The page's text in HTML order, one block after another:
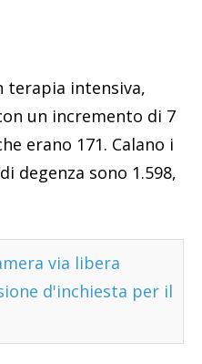
terapia intensiva,
un incremento di 7
erano 171. Calano i
degenza sono 1.598,
via libera
d'inchiesta per il